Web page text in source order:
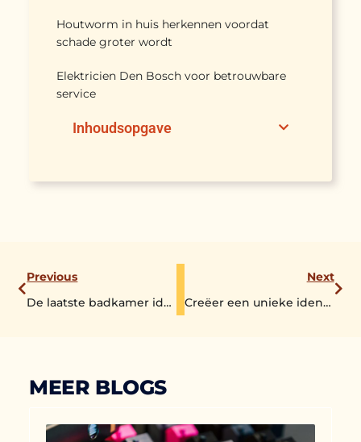
Houtworm in huis herkennen voordat
schade groter wordt
Elektricien Den Bosch voor betrouwbare
service
Inhoudsopgave
Previous
De laatste badkamer ideeën
Next
Creëer een unieke identiteit met prachtige huisstijlen bij Morskieft Reutum
MEER BLOGS